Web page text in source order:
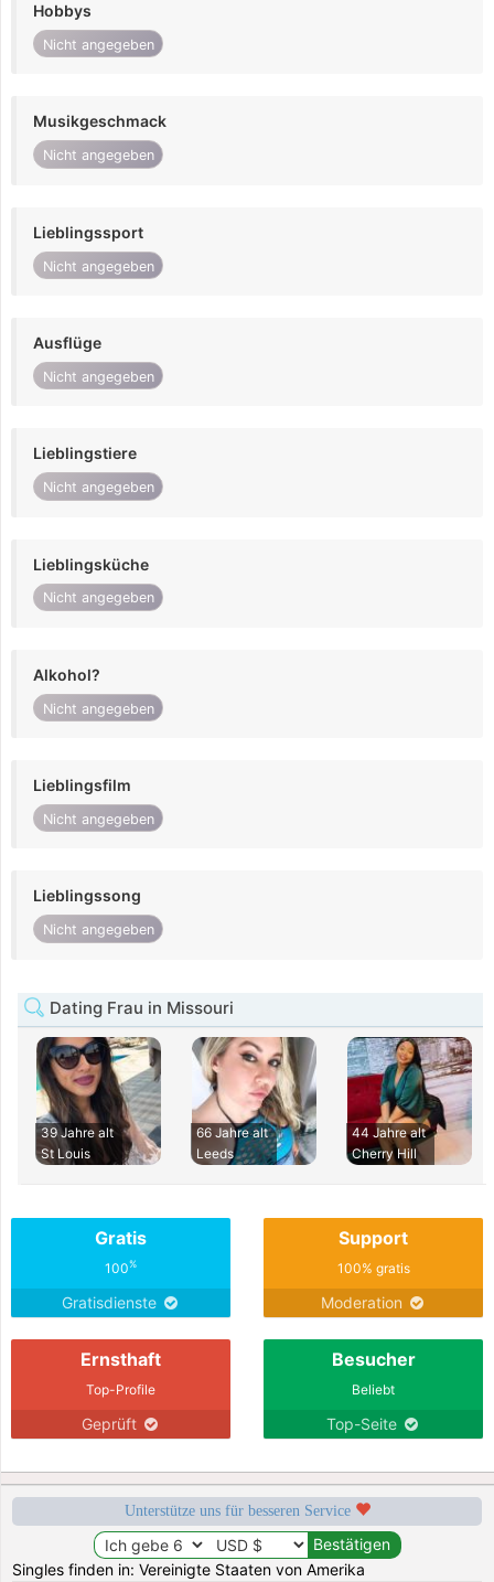
Hobbys
Nicht angegeben
Musikgeschmack
Nicht angegeben
Lieblingssport
Nicht angegeben
Ausflüge
Nicht angegeben
Lieblingstiere
Nicht angegeben
Lieblingsküche
Nicht angegeben
Alkohol?
Nicht angegeben
Lieblingsfilm
Nicht angegeben
Lieblingssong
Nicht angegeben
Dating Frau in Missouri
39 Jahre alt
St Louis
66 Jahre alt
Leeds
44 Jahre alt
Cherry Hill
Gratis
100%
Gratisdienste
Support
100% gratis
Moderation
Ernsthaft
Top-Profile
Geprüft
Besucher
Beliebt
Top-Seite
Unterstütze uns für besseren Service
Singles finden in: Vereinigte Staaten von Amerika